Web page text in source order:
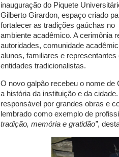
inauguração do Piquete
Gilberto Girardon, espaço criado
fortalecer as tradições gaúchas no
ambiente acadêmico. A cerimônia
autoridades, comunidade
alunos, familiares e representantes
entidades tradicionalistas.
O novo galpão recebeu o nome
a história da instituição e da
responsável por grandes obras e
lembrado como exemplo de
tradição, memória e gratidão”,